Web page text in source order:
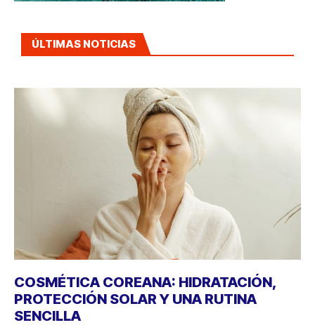
ÚLTIMAS NOTICIAS
COSMÉTICA COREANA: HIDRATACIÓN,
PROTECCIÓN SOLAR Y UNA RUTINA
SENCILLA